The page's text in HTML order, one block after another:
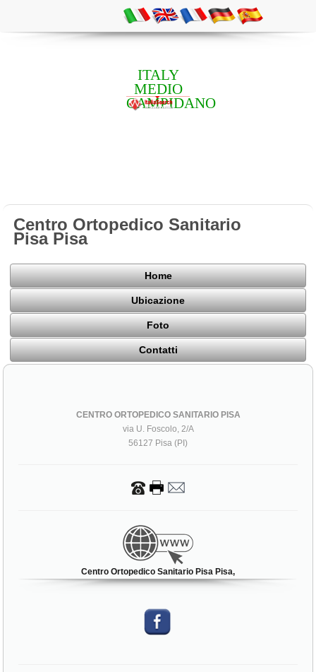
ITALY
MEDIO
CAMPIDANO
Centro Ortopedico Sanitario
Pisa Pisa
Home
Ubicazione
Foto
Contatti
CENTRO ORTOPEDICO SANITARIO PISA
via U. Foscolo, 2/A
56127 Pisa (PI)
Centro Ortopedico Sanitario Pisa Pisa,